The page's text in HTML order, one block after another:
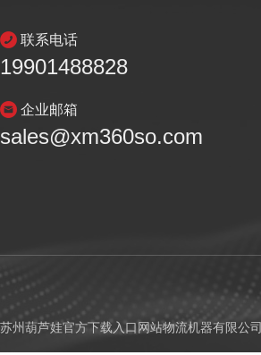
联系电话
19901488828
企业邮箱
sales@xm360so.com
苏州葫芦娃官方下载入口网站物流机器有限公司